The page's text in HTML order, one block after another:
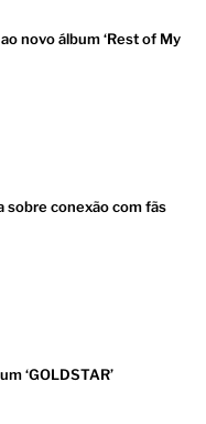
novo álbum ‘Rest of My
sobre conexão com fãs
‘GOLDSTAR’